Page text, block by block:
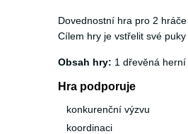
Dovednostní hra pro 2
Cílem hry je vstřelit své
Obsah hry: 1 dřevěná
Hra podporuje
konkurenční výzvu
koordinaci